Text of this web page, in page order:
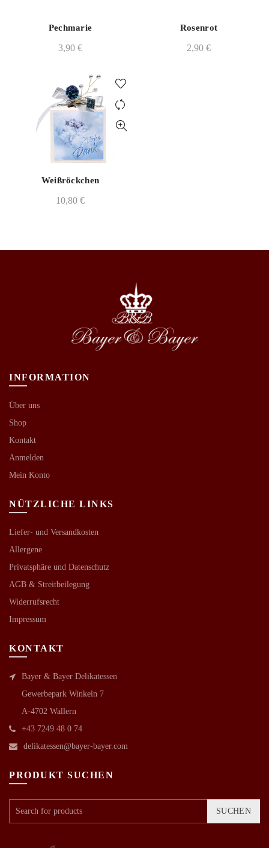
Pechmarie
3,90 €
Rosenrot
2,90 €
Weißröckchen
10,80 €
INFORMATION
Über uns
Shop
Kontakt
Anmelden
Mein Konto
NÜTZLICHE LINKS
Liefer- und Versandkosten
Allergene
Privatsphäre und Datenschutz
AGB & Streitbeilegung
Widerrufsrecht
Impressum
KONTAKT
Bayer & Bayer Delikatessen
Gewerbepark Winkeln 7
A-4702 Wallern
+43 7249 48 0 74
delikatessen@bayer-bayer.com
PRODUKT SUCHEN
SUCHEN